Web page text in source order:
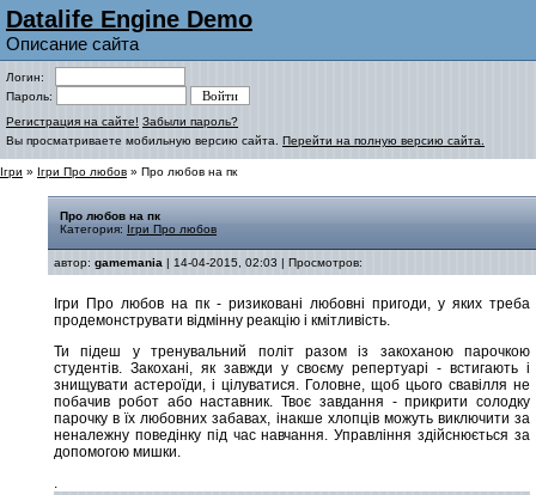
Datalife Engine Demo
Описание сайта
Логин:
Пароль:
Регистрация на сайте! Забыли пароль?
Вы просматриваете мобильную версию сайта. Перейти на полную версию сайта.
Ігри » Ігри Про любов » Про любов на пк
Про любов на пк
Категория: Ігри Про любов
автор: gamemania | 14-04-2015, 02:03 | Просмотров:
Ігри Про любов на пк - ризиковані любовні пригоди, у яких треба
продемонструвати відмінну реакцію і кмітливість.
Ти підеш у тренувальний політ разом із закоханою парочкою
студентів. Закохані, як завжди у своєму репертуарі - встигають і
знищувати астероїди, і цілуватися. Головне, щоб цього свавілля не
побачив робот або наставник. Твоє завдання - прикрити солодку
парочку в їх любовних забавах, інакше хлопців можуть виключити за
неналежну поведінку під час навчання. Управління здійснюється за
допомогою мишки.
.